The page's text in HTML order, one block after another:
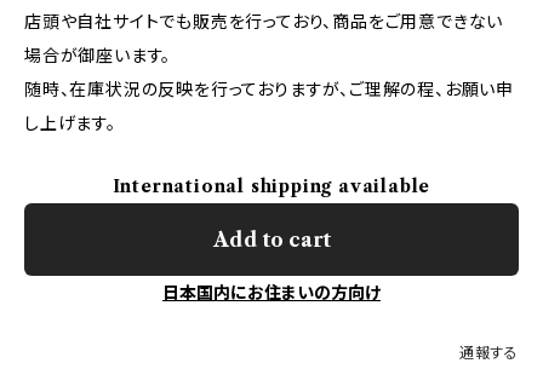
店頭や自社サイトでも販売を行っており、商品をご用意できない
場合が御座います。
随時、在庫状況の反映を行っておりますが、ご理解の程、お願い申
し上げます。
International shipping available
Add to cart
日本国内にお住まいの方向け
通報する